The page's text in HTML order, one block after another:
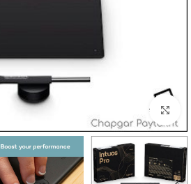
Click to enlarge